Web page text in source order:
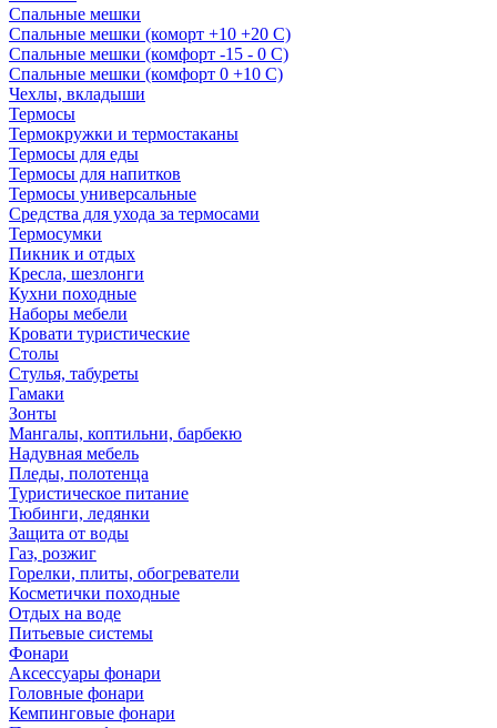
Спальные мешки
Спальные мешки (коморт +10 +20 С)
Спальные мешки (комфорт -15 - 0 С)
Спальные мешки (комфорт 0 +10 С)
Чехлы, вкладыши
Термосы
Термокружки и термостаканы
Термосы для еды
Термосы для напитков
Термосы универсальные
Средства для ухода за термосами
Термосумки
Пикник и отдых
Кресла, шезлонги
Кухни походные
Наборы мебели
Кровати туристические
Столы
Стулья, табуреты
Гамаки
Зонты
Мангалы, коптильни, барбекю
Надувная мебель
Пледы, полотенца
Туристическое питание
Тюбинги, ледянки
Защита от воды
Газ, розжиг
Горелки, плиты, обогреватели
Косметички походные
Отдых на воде
Питьевые системы
Фонари
Аксессуары фонари
Головные фонари
Кемпинговые фонари